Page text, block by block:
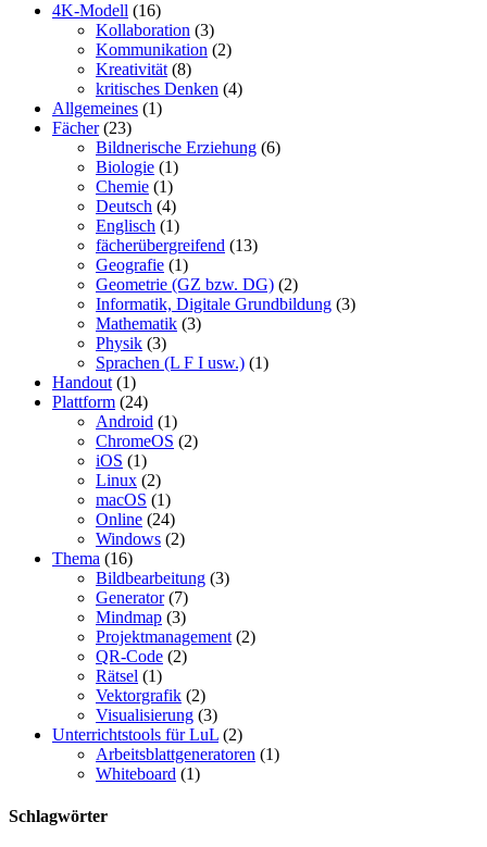
4K-Modell (16)
Kollaboration (3)
Kommunikation (2)
Kreativität (8)
kritisches Denken (4)
Allgemeines (1)
Fächer(23)
Bildnerische Erziehung (6)
Biologie (1)
Chemie (1)
Deutsch (4)
Englisch (1)
fächerübergreifend (13)
Geografie (1)
Geometrie (GZ bzw. DG) (2)
Informatik, Digitale Grundbildung (3)
Mathematik (3)
Physik (3)
Sprachen (L F I usw.) (1)
Handout (1)
Plattform (24)
Android (1)
ChromeOS (2)
iOS (1)
Linux (2)
macOS (1)
Online (24)
Windows (2)
Thema (16)
Bildbearbeitung (3)
Generator(7)
Mindmap (3)
Projektmanagement (2)
QR-Code (2)
Rätsel (1)
Vektorgrafik (2)
Visualisierung (3)
Unterrichtstools für LuL (2)
Arbeitsblattgeneratoren (1)
Whiteboard (1)
Schlagwörter